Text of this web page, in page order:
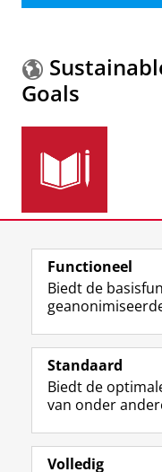
Goals
Meer informatie
Goals.
Volg de
Studiekiezers
Alumni
Functioneel
Biedt de
Standaard
Biedt de
van onder
Volledig